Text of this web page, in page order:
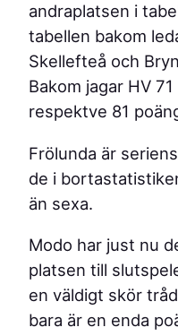
andraplatsen i
tabellen bakom
Skellefteå och
Bakom jagar HV
respektve 81
Frölunda är
de i
än sexa.
Modo har just nu
platsen till
en väldigt skör
bara är en enda